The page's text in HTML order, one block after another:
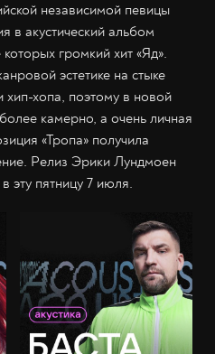
независимой певицы
в акустический альбом
громкий хит «Яд».
эстетике на стыке
хип-хопа, поэтому в новой
камерно, а очень личная
«Тропа» получила
Релиз Эрики Лундмоен
эту пятницу 7 июля.